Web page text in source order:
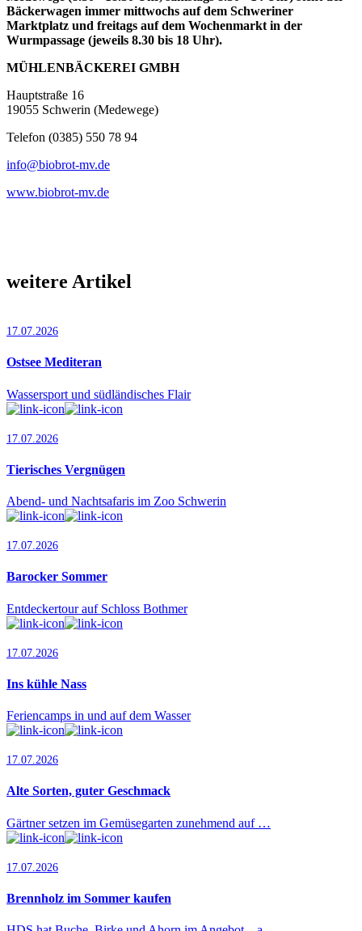
Bäckerwagen immer mittwochs auf dem Schweriner
Marktplatz und freitags auf dem Wochenmarkt in der
Wurmpassage (jeweils 8.30 bis 18 Uhr).
MÜHLENBÄCKEREI GMBH
Hauptstraße 16
19055 Schwerin (Medewege)
Telefon (0385) 550 78 94
info@biobrot-mv.de
www.biobrot-mv.de
weitere Artikel
17.07.2026
Ostsee Mediteran
Wassersport und südländisches Flair
17.07.2026
Tierisches Vergnügen
Abend- und Nachtsafaris im Zoo Schwerin
17.07.2026
Barocker Sommer
Entdeckertour auf Schloss Bothmer
17.07.2026
Ins kühle Nass
Feriencamps in und auf dem Wasser
17.07.2026
Alte Sorten, guter Geschmack
Gärtner setzen im Gemüsegarten zunehmend auf …
17.07.2026
Brennholz im Sommer kaufen